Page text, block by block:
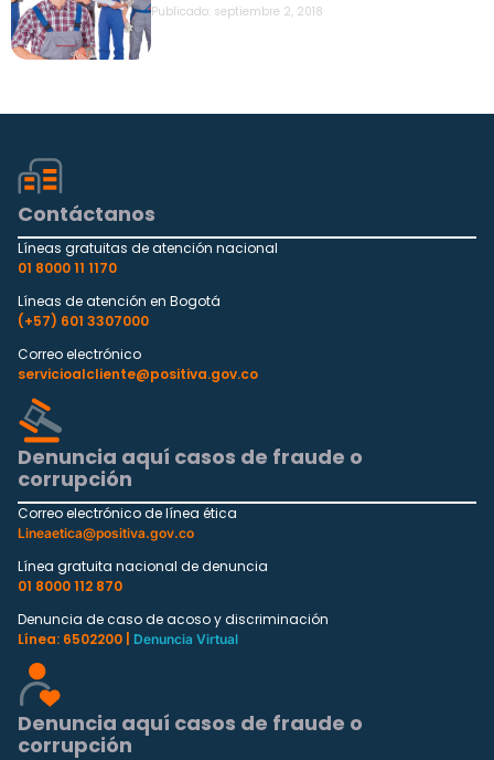
Publicado: septiembre 2, 2018
Contáctanos
Líneas gratuitas de atención nacional
01 8000 11 1170
Líneas de atención en Bogotá
(+57) 601 3307000
Correo electrónico
servicioalcliente@positiva.gov.co
Denuncia aquí casos de fraude o
corrupción
Correo electrónico de línea ética
Lineaetica@positiva.gov.co
Línea gratuita nacional de denuncia
01 8000 112 870
Denuncia de caso de acoso y discriminación
Línea: 6502200 |
Denuncia Virtual
Denuncia aquí casos de fraude o
corrupción